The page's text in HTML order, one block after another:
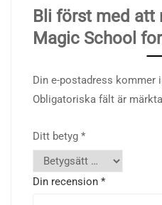
Bli först med att
Magic School
Din e-postadress kommer
Obligatoriska fält är märkta
Ditt betyg *
Din recension *